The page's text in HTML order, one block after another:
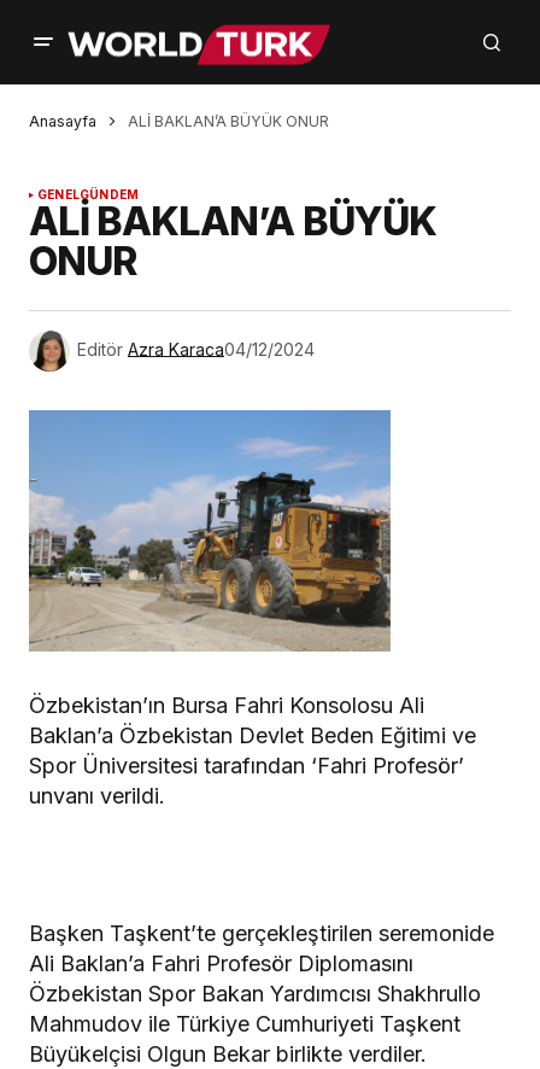
Anasayfa ALİ BAKLAN’A BÜYÜK ONUR
GENELGÜNDEM
ALİ BAKLAN’A BÜYÜK
ONUR
Editör Azra Karaca04/12/2024
Özbekistan’ın Bursa Fahri Konsolosu Ali
Baklan’a Özbekistan Devlet Beden Eğitimi ve
Spor Üniversitesi tarafından ‘Fahri Profesör’
unvanı verildi.
Başken Taşkent’te gerçekleştirilen seremonide
Ali Baklan’a Fahri Profesör Diplomasını
Özbekistan Spor Bakan Yardımcısı Shakhrullo
Mahmudov ile Türkiye Cumhuriyeti Taşkent
Büyükelçisi Olgun Bekar birlikte verdiler.